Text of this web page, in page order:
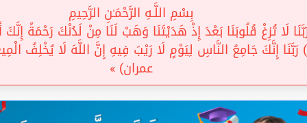
بِسْمِ اللَّـهِ الرَّحْمَـٰنِ الرَّحِيمِ
لَا تُزِغْ قُلُوبَنَا بَعْدَ إِذْ هَدَيْتَنَا وَهَبْ لَنَا مِنْ لَدُنْكَ رَحْمَةً
عمران) »